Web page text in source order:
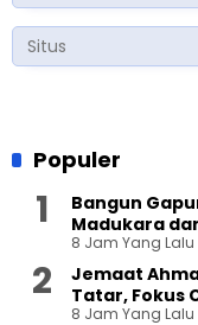
Populer
Bangun
Madukara
8 Jam Yang Lalu
Jemaat
Tatar, Fokus
8 Jam Yang Lalu